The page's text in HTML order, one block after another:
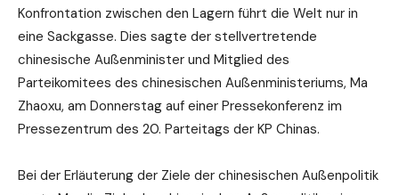
Konfrontation zwischen den Lagern führt die Welt nur in
eine Sackgasse. Dies sagte der stellvertretende
chinesische Außenminister und Mitglied des
Parteikomitees des chinesischen Außenministeriums, Ma
Zhaoxu, am Donnerstag auf einer Pressekonferenz im
Pressezentrum des 20. Parteitags der KP Chinas.
Bei der Erläuterung der Ziele der chinesischen Außenpolitik